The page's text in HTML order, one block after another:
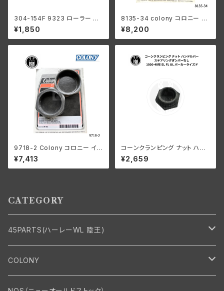
304-154F 9323 ローラー 左
側 +0004 オーバーサイズ 24
個入り スプロケットシャフト側
ハーレーダビッドソン 1929-73
¥1,850
8135-34 colony コロニー カ
ドミメッキ ファスナー モーター
ケース キット ハーレーダビッド
ソン
¥8,200
9718-2 Colony コロニー イン
テーク マニホールド ナット キッ
ト ハーレーダビッドソン 1940-
54年 OHV 74 モデル 1953-5
¥7,413
コーンクランピング ナット ハン
ドルバー ステアリングダンパー
なし ハーレーダビッドソン 193
6-48年 EL FL UL パーカーラ
¥2,659
CATEGORY
45PARTS(ハーレーWL 陸王)
エンジン
エンジン・シリンダーヘッド
COLONY